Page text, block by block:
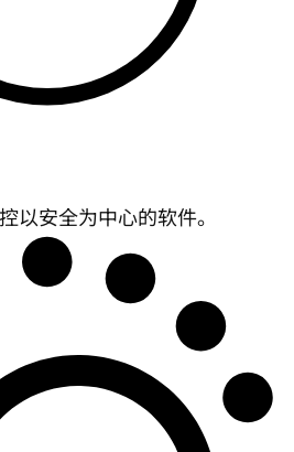
以安全为中心的软件。